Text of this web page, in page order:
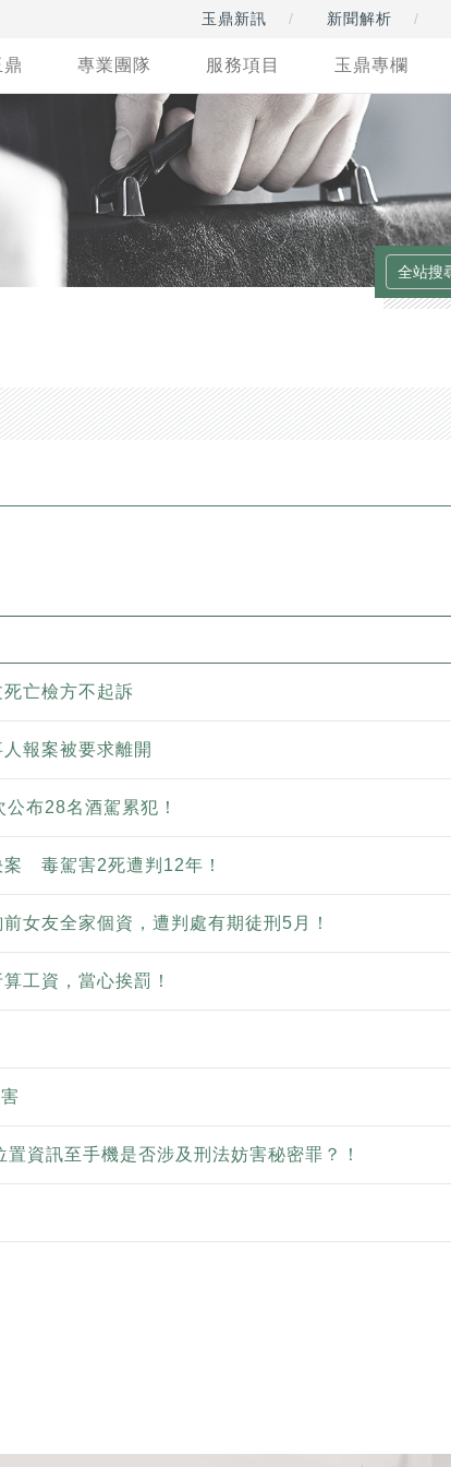
玉鼎新訊 新聞解析
專業團隊 服務項目 玉鼎專欄
亡檢方不起訴
報案被要求離開
布28名酒駕累犯！
案 毒駕害2死遭判12年！
女友全家個資，遭判處有期徒刑5月！
工資，當心挨罰！
資訊至手機是否涉及刑法妨害秘密罪？！